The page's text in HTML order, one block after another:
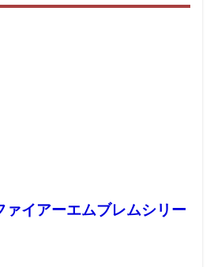
ァイアーエムブレムシリー